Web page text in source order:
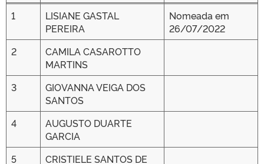
ão
1
LISIANE GASTAL
PEREIRA
Nomeada em
26/07/2022
2
CAMILA CASAROTTO
MARTINS
3
GIOVANNA VEIGA DOS
SANTOS
4
AUGUSTO DUARTE
GARCIA
5
CRISTIELE SANTOS DE